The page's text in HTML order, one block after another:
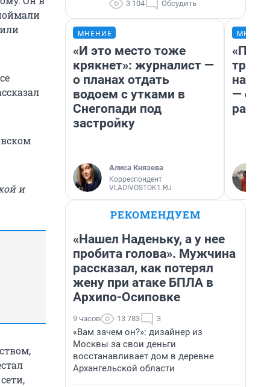
и
3 104 Обсудить
МНЕНИЕ
«И это место тоже
крякнет»: журналист —
о планах отдать
водоем с утками в
Снегопади под
застройку
Алиса Князева
Корреспондент
VLADIVOSTOK1.RU
на
— об
РЕКОМЕНДУЕМ
«Нашел Наденьку, а у нее
пробита голова». Мужчина
рассказал, как потерял
жену при атаке БПЛА в
Архипо-Осиповке
9 часов 13 783 3
«Вам зачем он?»: дизайнер из
Москвы за свои деньги
восстанавливает дом в деревне
Архангельской области